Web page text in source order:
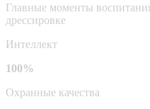
Главные моменты
дрессировке
Интеллект
100%
Охранные качества